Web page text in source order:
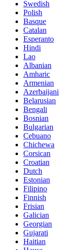
Swedish
Polish
Basque
Catalan
Esperanto
Hindi
Lao
Albanian
Amharic
Armenian
Azerbaijani
Belarusian
Bengali
Bosnian
Bulgarian
Cebuano
Chichewa
Corsican
Croatian
Dutch
Estonian
Filipino
Finnish
Frisian
Galician
Georgian
Gujarati
Haitian